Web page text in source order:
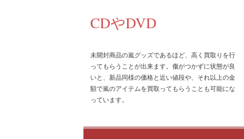
CDやDVD
未開封商品の嵐グッズであるほど、高く買取りを行
ってもらうことが出来ます。傷がつかずに状態が良
いと、新品同様の価格と近い値段や、それ以上の金
額で嵐のアイテムを買取ってもらうことも可能にな
っています。